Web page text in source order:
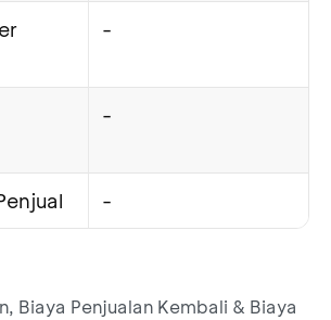
-
-
-
Biaya Penjualan Kembali & Biaya